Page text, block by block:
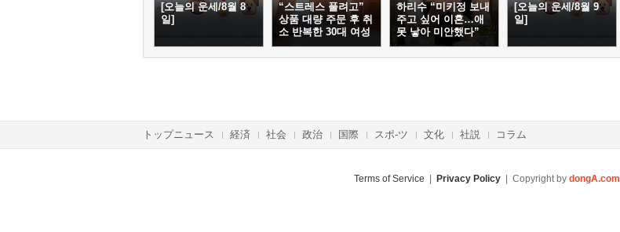
[오늘의 운세/8월 8
일]
“스트레스 풀려고”
상품 대량 주문 후 취
소 반복한 30대 여성
하리수 “미키정 보내
주고 싶어 이혼…애
못 낳아 미안했다”
[오늘의 운세/8월 9
일]
トップニュース 経済 社会 政治 国際 スポ-ツ 文化 社説 コラム
Terms of Service Privacy Policy | Copyright by dongA.com